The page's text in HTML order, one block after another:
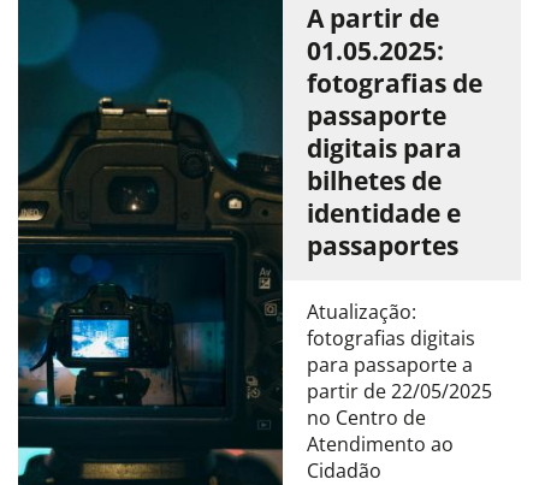
A partir de
01.05.2025:
fotografias de
passaporte
digitais para
bilhetes de
identidade e
passaportes
Atualização:
fotografias digitais
para passaporte a
partir de 22/05/2025
no Centro de
Atendimento ao
Cidadão